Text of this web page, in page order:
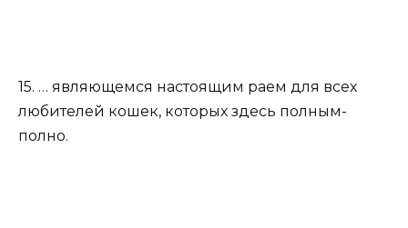
15. … являющемся настоящим раем для всех
любителей кошек, которых здесь полным-
полно.